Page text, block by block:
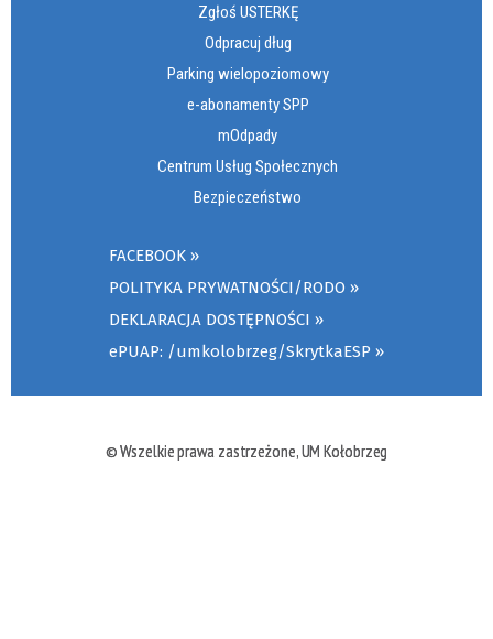
Zgłoś USTERKĘ
Odpracuj dług
Parking wielopoziomowy
e-abonamenty SPP
mOdpady
Centrum Usług Społecznych
Bezpieczeństwo
FACEBOOK
POLITYKA PRYWATNOŚCI/RODO
DEKLARACJA DOSTĘPNOŚCI
ePUAP: /umkolobrzeg/SkrytkaESP
© Wszelkie prawa zastrzeżone, UM Kołobrzeg